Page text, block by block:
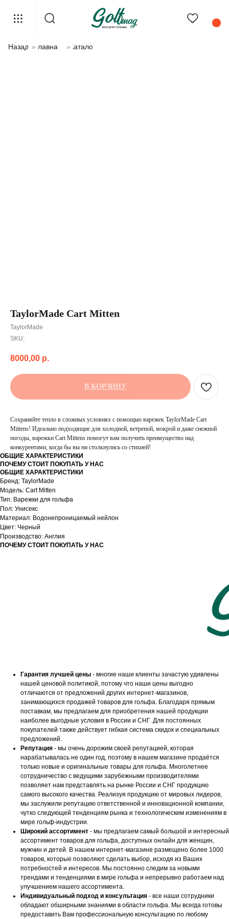
Назад »Главная »Каталог
TaylorMade Cart Mitten
TaylorMade
SKU:
8000,00 р.
В КОРЗИНУ
Сохраняйте тепло в сложных условиях с помощью варежек TaylorMade Cart
Mittens! Идеально подходящие для холодной, ветреной, мокрой и даже снежной
погоды, варежки Cart Mittens помогут вам получить преимущество над
конкурентами, когда бы вы ни столкнулись со стихией!
ОБЩИЕ ХАРАКТЕРИСТИКИ
ПОЧЕМУ СТОИТ ПОКУПАТЬ У НАС
ОБЩИЕ ХАРАКТЕРИСТИКИ
Бренд: TaylorMade
Модель: Cart Mitten
Тип: Варежки для гольфа
Пол: Унисекс
Материал: Водонепроницаемый нейлон
Цвет: Черный
Производство: Англия
ПОЧЕМУ СТОИТ ПОКУПАТЬ У НАС
Гарантия лучшей цены - многие наши клиенты зачастую удивлены
нашей ценовой политикой, потому что наши цены выгодно
отличаются от предложений других интернет-магазинов,
занимающихся продажей товаров для гольфа. Благодаря прямым
поставкам, мы предлагаем для приобретения нашей продукции
наиболее выгодные условия в России и СНГ. Для постоянных
покупателей также действует гибкая система скидок и специальных
предложений.
Репутация - мы очень дорожим своей репутацией, которая
нарабатывалась не один год, поэтому в нашем магазине продаётся
только новые и оригинальные товары для гольфа. Многолетнее
сотрудничество с ведущими зарубежными производителями
позволяет нам представлять на рынке России и СНГ продукцию
самого высокого качества. Реализуя продукцию от мировых лидеров,
мы заслужили репутацию ответственной и инновационной компании,
чутко следующей тенденциям рынка и технологическим изменениям в
мире гольф-индустрии.
Широкий ассортимент - мы предлагаем самый большой и интересный
ассортимент товаров для гольфа, доступных онлайн для женщин,
мужчин и детей. В нашем интернет-магазине размещено более 1000
товаров, которые позволяют сделать выбор, исходя из Ваших
потребностей и интересов. Мы постоянно следим за новыми
трендами и тенденциями в мире гольфа и непрерывно работаем над
улучшением нашего ассортимента.
Индивидуальный подход и консультация - все наши сотрудники
обладают обширными знаниями в области гольфа. Мы всегда готовы
предоставить Вам профессиональную консультацию по любому